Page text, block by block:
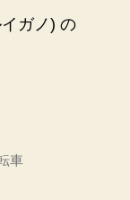
ガノ) の
車